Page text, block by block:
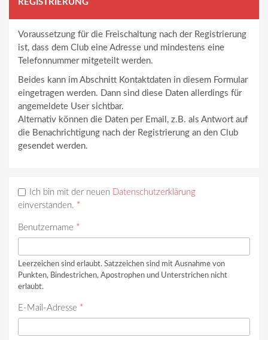
REGISTRIERUNG
Voraussetzung für die Freischaltung nach der Registrierung
ist, dass dem Club eine Adresse und mindestens eine
Telefonnummer mitgeteilt werden.
Beides kann im Abschnitt Kontaktdaten in diesem Formular
eingetragen werden. Dann sind diese Daten allerdings für
angemeldete User sichtbar.
Alternativ können die Daten per Email, z.B. als Antwort auf
die Benachrichtigung nach der Registrierung an den Club
gesendet werden.
Ich bin mit der neuen Datenschutzerklärung
einverstanden. *
Benutzername *
Leerzeichen sind erlaubt. Satzzeichen sind mit Ausnahme von
Punkten, Bindestrichen, Apostrophen und Unterstrichen nicht
erlaubt.
E-Mail-Adresse *